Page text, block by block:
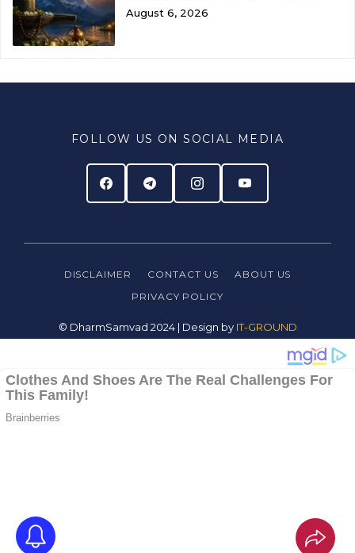
August 6, 2026
FOLLOW US ON SOCIAL MEDIA
DISCLAIMER CONTACT US
ABOUT US
PRIVACY POLICY
© DharmSamvad 2024 | Design byIT-GROUND